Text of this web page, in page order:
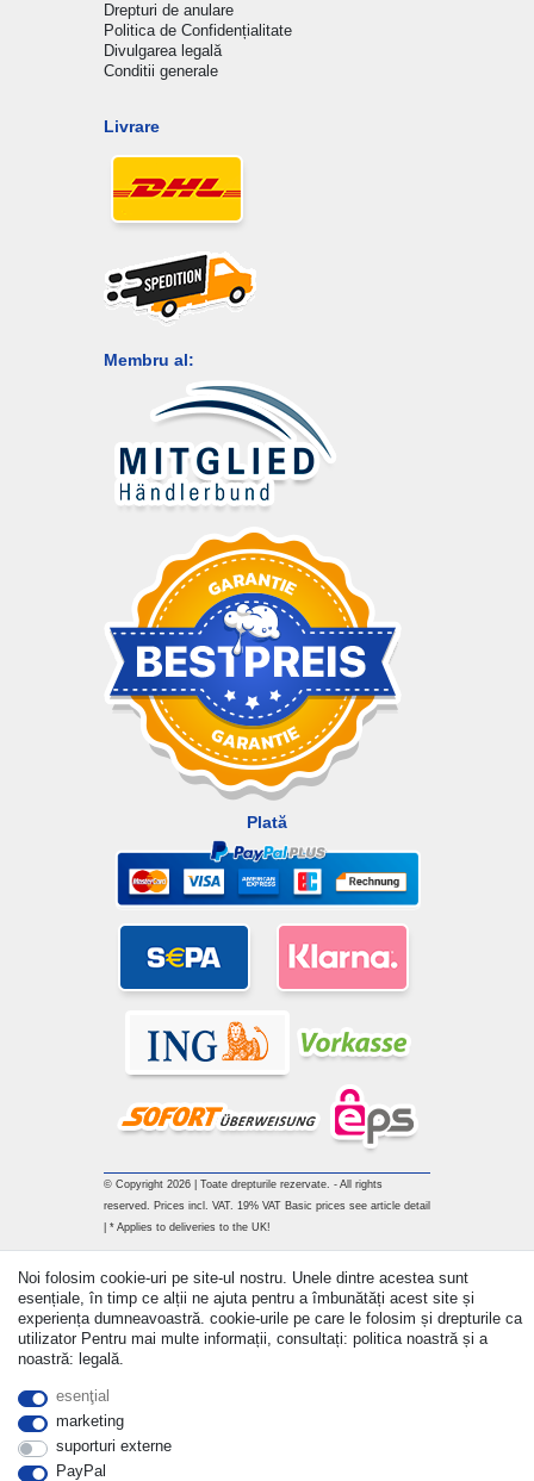
Drepturi de anulare
Politica de Confidențialitate
Divulgarea legală
Conditii generale
Livrare
Membru al:
Plată
© Copyright 2026 | Toate drepturile rezervate. - All rights
reserved. Prices incl. VAT. 19% VAT Basic prices see article detail
| * Applies to deliveries to the UK!
Noi folosim cookie-uri pe site-ul nostru. Unele dintre acestea sunt
esențiale, în timp ce alții ne ajuta pentru a îmbunătăți acest site și
experiența dumneavoastră. cookie-urile pe care le folosim și drepturile ca
utilizator Pentru mai multe informații, consultați: politica noastră și a
noastră: legală.
esenţial
marketing
suporturi externe
PayPal
Withdraw from contract here
a lua legatura